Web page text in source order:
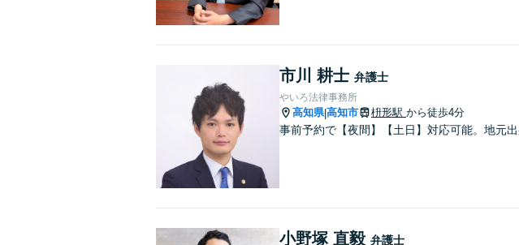
市川 耕士 弁護士
やいろ法律事務所
高知県|高知市 枡形駅 から徒歩4分
事前予約で【夜間】【土日】対応可能。地元
小野塚 直毅 弁護士